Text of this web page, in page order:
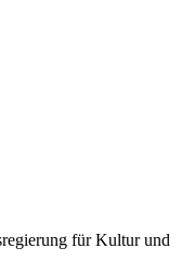
für Kultur und